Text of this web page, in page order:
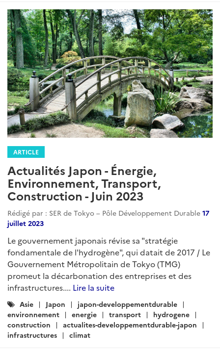
ARTICLE
Actualités Japon - Énergie,
Environnement, Transport,
Construction - Juin 2023
Rédigé par : SER de Tokyo – Pôle Développement Durable 17
juillet 2023
Le gouvernement japonais révise sa "stratégie
fondamentale de l'hydrogène", qui datait de 2017 / Le
Gouvernement Métropolitain de Tokyo (TMG)
promeut la décarbonation des entreprises et des
infrastructures.... Lire la suite
Catégories
:
Asie Japon
japon-developpementdurable
environnement
energie transport
hydrogene
construction
actualites-developpementdurable-japon
infrastructures
climat